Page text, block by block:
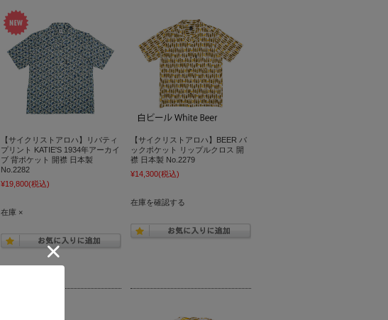
【サイクリストアロハ】リバティ
プリント KATIE'S 1934年アーカイ
ブ 背ポケット 開襟 日本製
No.2282
¥19,800(税込)
在庫 ×
【サイクリストアロハ】BEER バ
ックポケット リップルクロス 開
襟 日本製 No.2279
¥14,300(税込)
在庫を確認する